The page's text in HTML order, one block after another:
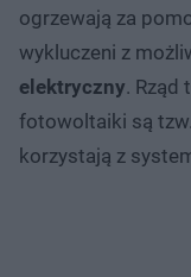
ogrzewają za
wykluczeni z
elektryczny. Rząd
fotowoltaiki są
korzystają z